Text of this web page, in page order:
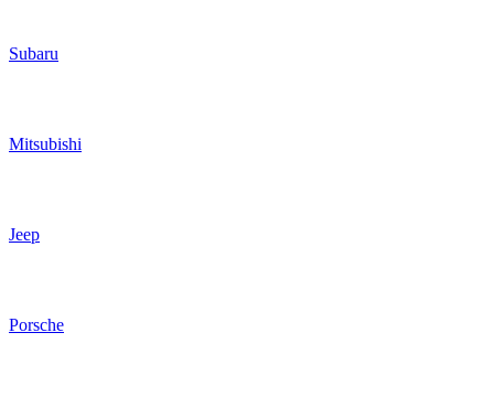
Subaru
Mitsubishi
Jeep
Porsche